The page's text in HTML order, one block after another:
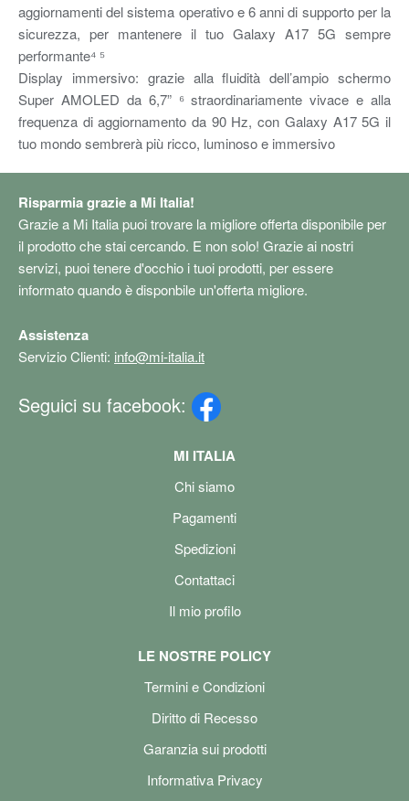
aggiornamenti del sistema operativo e 6 anni di supporto per la
sicurezza, per mantenere il tuo Galaxy A17 5G sempre
performante⁴ ⁵
Display immersivo: grazie alla fluidità dell’ampio schermo
Super AMOLED da 6,7” ⁶ straordinariamente vivace e alla
frequenza di aggiornamento da 90 Hz, con Galaxy A17 5G il
tuo mondo sembrerà più ricco, luminoso e immersivo
Risparmia grazie a Mi Italia!
Grazie a Mi Italia puoi trovare la migliore offerta disponibile per
il prodotto che stai cercando. E non solo! Grazie ai nostri
servizi, puoi tenere d'occhio i tuoi prodotti, per essere
informato quando è disponbile un'offerta migliore.
Assistenza
Servizio Clienti: info@mi-italia.it
Seguici su facebook:
MI ITALIA
Chi siamo
Pagamenti
Spedizioni
Contattaci
Il mio profilo
LE NOSTRE POLICY
Termini e Condizioni
Diritto di Recesso
Garanzia sui prodotti
Informativa Privacy